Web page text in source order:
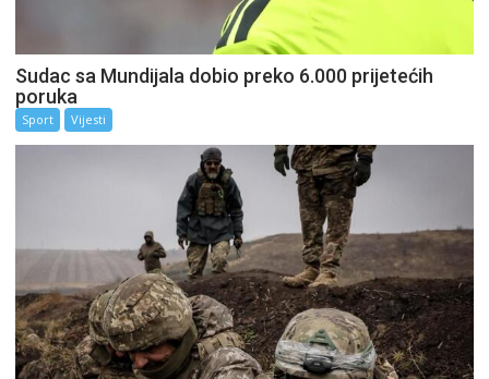
Sudac sa Mundijala dobio preko 6.000 prijetećih
poruka
Sport Vijesti